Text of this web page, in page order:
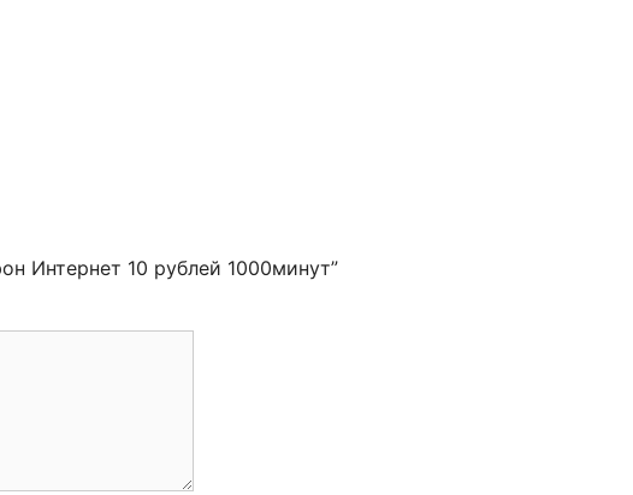
Интернет 10 рублей 1000минут”